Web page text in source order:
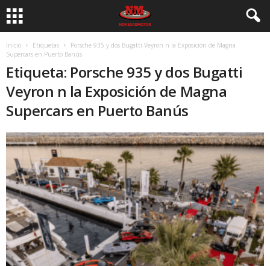
Inicio Etiquetas
Porsche 935 y dos Bugatti Veyron n la Exposición de Magna
Supercars en Puerto Banús
Etiqueta: Porsche 935 y dos Bugatti
Veyron n la Exposición de Magna
Supercars en Puerto Banús